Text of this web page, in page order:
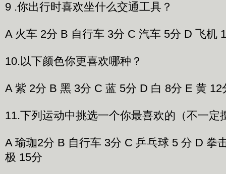
9 .你出行时喜欢坐什么交通工具？
A 火车 2分 B 自行车 3分 C 汽车 5分 D 飞机
10.以下颜色你更喜欢哪种？
A 紫 2分 B 黑 3分 C 蓝 5分 D 白 8分 E 黄 12
11.下列运动中挑选一个你最喜欢的（不一定
A 瑜珈2分 B 自行车 3分 C 乒乓球 5 分 D 拳
极 15分